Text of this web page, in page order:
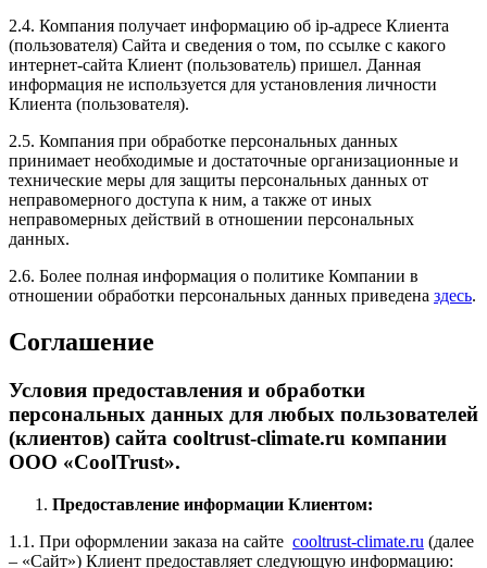
2.4. Компания получает информацию об ip-адресе Клиента
(пользователя) Сайта и сведения о том, по ссылке с какого
интернет-сайта Клиент (пользователь) пришел. Данная
информация не используется для установления личности
Клиента (пользователя).
2.5. Компания при обработке персональных данных
принимает необходимые и достаточные организационные и
технические меры для защиты персональных данных от
неправомерного доступа к ним, а также от иных
неправомерных действий в отношении персональных
данных.
2.6. Более полная информация о политике Компании в
отношении обработки персональных данных приведена здесь.
Соглашение
Условия предоставления и обработки
персональных данных для любых пользователей
(клиентов) сайта cooltrust-climate.ru компании
ООО «CoolTrust».
Предоставление информации Клиентом:
1.1. При оформлении заказа на сайте cooltrust-climate.ru (далее
– «Сайт») Клиент предоставляет следующую информацию: